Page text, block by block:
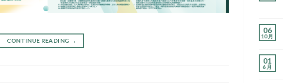
CONTINUE READING →
06
10 月
01
6 月